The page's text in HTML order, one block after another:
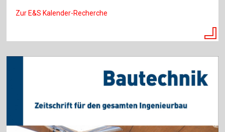
Zur E&S Kalender-Recherche